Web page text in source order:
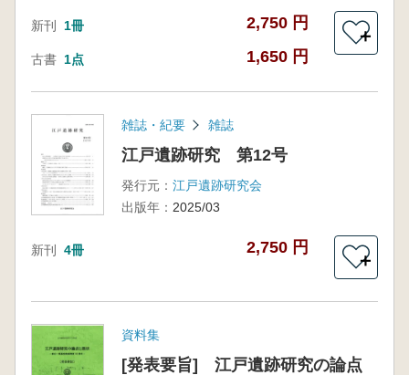
新刊 1冊 2,750 円
古書 1点 1,650 円
＋
雑誌・紀要 雑誌
江戸遺跡研究 第12号
発行元： 江戸遺跡研究会
出版年： 2025/03
新刊 4冊 2,750 円
＋
資料集
[発表要旨] 江戸遺跡研究の論点